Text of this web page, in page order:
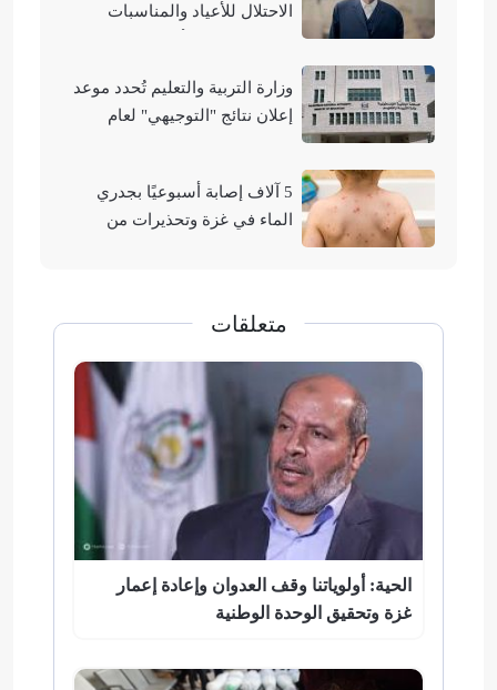
الاحتلال للأعياد والمناسبات
وزارة التربية والتعليم تُحدد موعد
إعلان نتائج "التوجيهي" لعام
5 آلاف إصابة أسبوعيًا بجدري
الماء في غزة وتحذيرات من
متعلقات
الحية: أولوياتنا وقف العدوان وإعادة إعمار
غزة وتحقيق الوحدة الوطنية